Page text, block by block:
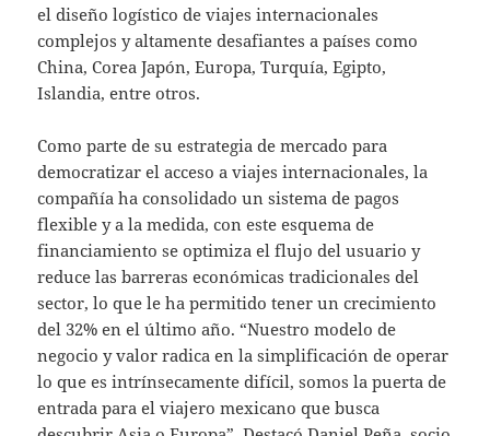
el diseño logístico de viajes internacionales
complejos y altamente desafiantes a países como
China, Corea Japón, Europa, Turquía, Egipto,
Islandia, entre otros.
Como parte de su estrategia de mercado para
democratizar el acceso a viajes internacionales, la
compañía ha consolidado un sistema de pagos
flexible y a la medida, con este esquema de
financiamiento se optimiza el flujo del usuario y
reduce las barreras económicas tradicionales del
sector, lo que le ha permitido tener un crecimiento
del 32% en el último año. “Nuestro modelo de
negocio y valor radica en la simplificación de operar
lo que es intrínsecamente difícil, somos la puerta de
entrada para el viajero mexicano que busca